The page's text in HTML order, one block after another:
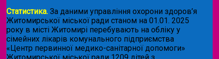
Статистика. За даними управління охорони здоров’я
Житомирської міської ради станом на 01.01. 2025
року в місті Житомирі перебувають на обліку у
сімейних лікарів комунального підприємства
«Центр первинної медико-санітарної допомоги»